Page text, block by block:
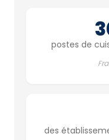
postes de
des